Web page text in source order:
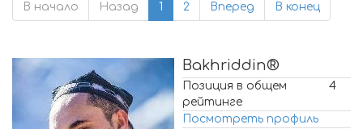
В начало Назад 1 2 Вперед В конец
Bakhriddin®
Позиция в общем
рейтинге
4
Посмотреть профиль